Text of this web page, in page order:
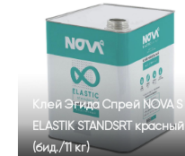
Клей Эгида Спрей NOVA S
ELASTIK STANDSRT красный
(бид./11 кг)